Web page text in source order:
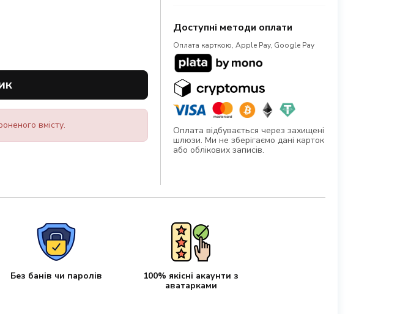
вмісту.
Доступні методи оплати
Оплата карткою, Apple Pay, Google Pay
Оплата відбувається через захищені
шлюзи. Ми не зберігаємо дані карток
або облікових записів.
Без банів чи паролів
100% якісні акаунти з
аватарками